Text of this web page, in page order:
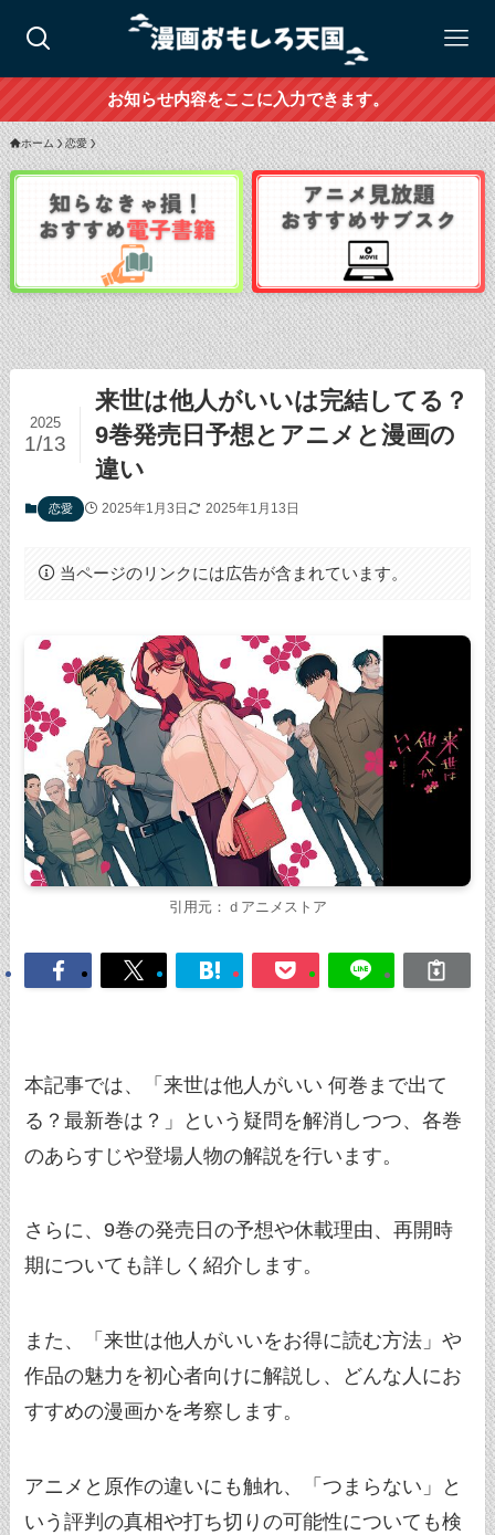
お知らせ内容をここに入力できます。
ホーム 恋愛
来世は他人がいいは完結してる？
9巻発売日予想とアニメと漫画の
違い
2025
1/13
恋愛 2025年1月3日 2025年1月13日
当ページのリンクには広告が含まれています。
引用元：ｄアニメストア
本記事では、「来世は他人がいい 何巻まで出て
る？最新巻は？」という疑問を解消しつつ、各巻
のあらすじや登場人物の解説を行います。
さらに、9巻の発売日の予想や休載理由、再開時
期についても詳しく紹介します。
また、「来世は他人がいいをお得に読む方法」や
作品の魅力を初心者向けに解説し、どんな人にお
すすめの漫画かを考察します。
アニメと原作の違いにも触れ、「つまらない」と
いう評判の真相や打ち切りの可能性についても検